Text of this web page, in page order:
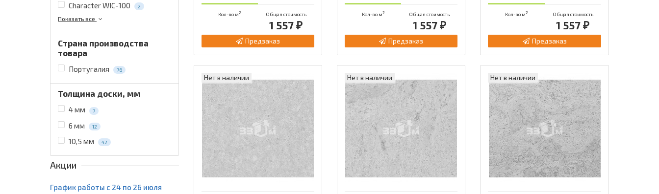
Character WIC-100 2
Показать все
Страна производства
товара
Португалия 76
Толщина доски, мм
4 мм 7
6 мм 12
10,5 мм 42
Акции
График работы с 24 по 26 июля
Кол-во м2 Общая стоимость
1 557 ₽
Предзаказ
Кол-во м2 Общая стоимость
1 557 ₽
Предзаказ
Кол-во м2 Общая стоимость
1 557 ₽
Предзаказ
Нет в наличии Нет в наличии Нет в наличии